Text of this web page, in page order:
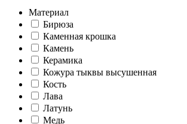
Материал
Бирюза
Каменная крошка
Камень
Керамика
Кожура тыквы высушенная
Кость
Лава
Латунь
Медь